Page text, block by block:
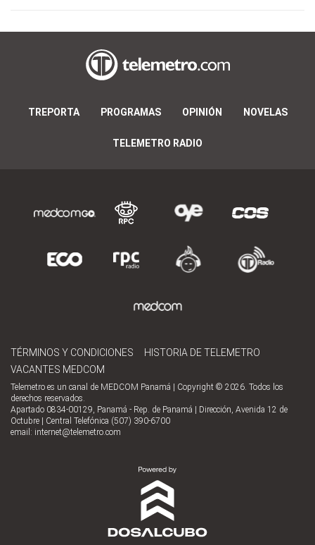
TREPORTA PROGRAMAS OPINIÓN NOVELAS
TELEMETRO RADIO
TÉRMINOS Y CONDICIONES
HISTORIA DE TELEMETRO
VACANTES MEDCOM
Telemetro es un canal de MEDCOM Panamá | Copyright © 2026. Todos los
derechos reservados.
Apartado 0834-00129, Panamá - Rep. de Panamá | Dirección, Avenida 12 de
Octubre | Central Telefónica (507) 390-6700
email: internet@telemetro.com